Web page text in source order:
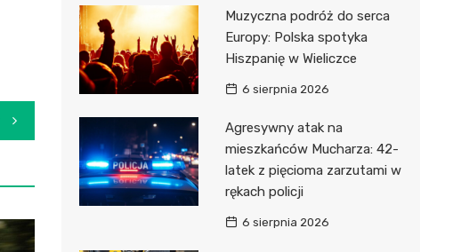
Muzyczna podróż do serca
Europy: Polska spotyka
Hiszpanię w Wieliczce
6 sierpnia 2026
Agresywny atak na
mieszkańców Mucharza: 42-
latek z pięcioma zarzutami w
rękach policji
6 sierpnia 2026